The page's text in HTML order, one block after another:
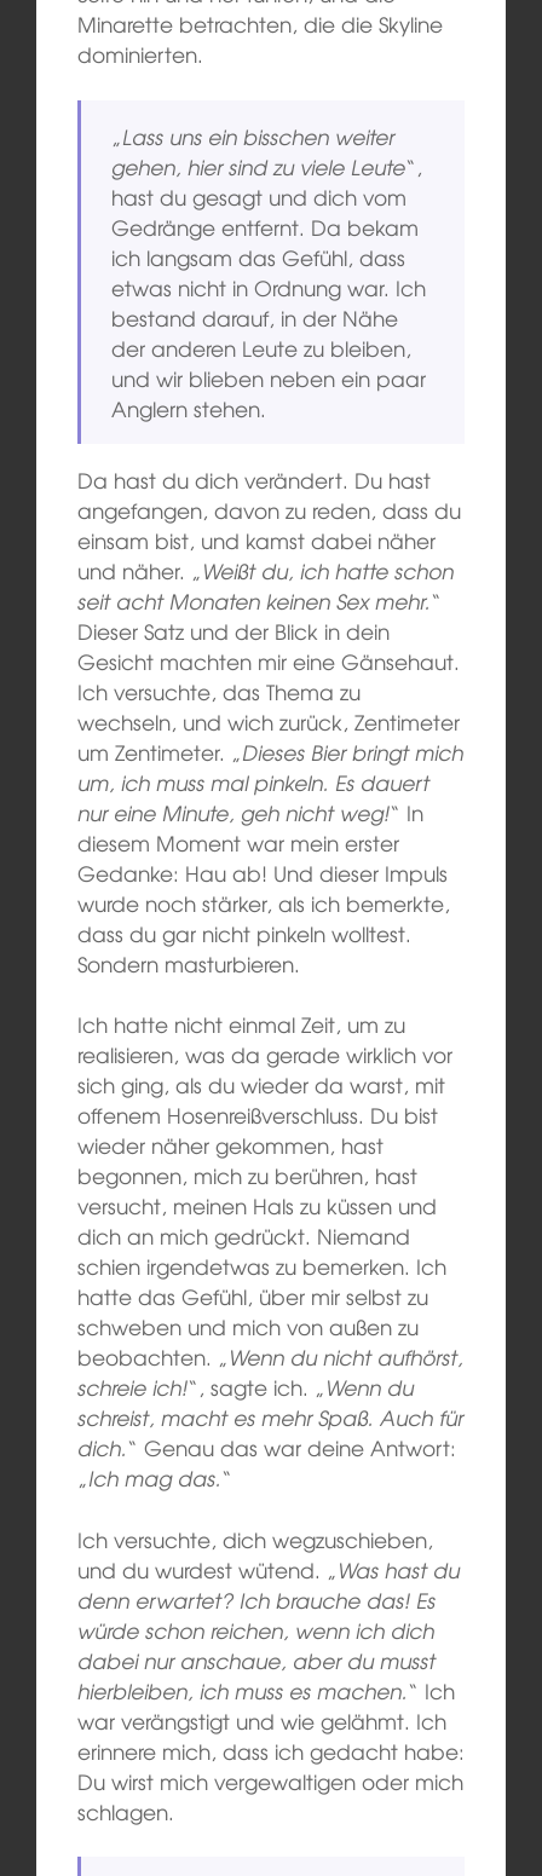
Minarette betrachten, die die Skyline
dominierten.
„Lass uns ein bisschen weiter
gehen, hier sind zu viele Leute“,
hast du gesagt und dich vom
Gedränge entfernt. Da bekam
ich langsam das Gefühl, dass
etwas nicht in Ordnung war. Ich
bestand darauf, in der Nähe
der anderen Leute zu bleiben,
und wir blieben neben ein paar
Anglern stehen.
Da hast du dich verändert. Du hast
angefangen, davon zu reden, dass du
einsam bist, und kamst dabei näher
und näher. „Weißt du, ich hatte schon
seit acht Monaten keinen Sex mehr.“
Dieser Satz und der Blick in dein
Gesicht machten mir eine Gänsehaut.
Ich versuchte, das Thema zu
wechseln, und wich zurück, Zentimeter
um Zentimeter. „Dieses Bier bringt mich
um, ich muss mal pinkeln. Es dauert
nur eine Minute, geh nicht weg!“ In
diesem Moment war mein erster
Gedanke: Hau ab! Und dieser Impuls
wurde noch stärker, als ich bemerkte,
dass du gar nicht pinkeln wolltest.
Sondern masturbieren.
Ich hatte nicht einmal Zeit, um zu
realisieren, was da gerade wirklich vor
sich ging, als du wieder da warst, mit
offenem Hosenreißverschluss. Du bist
wieder näher gekommen, hast
begonnen, mich zu berühren, hast
versucht, meinen Hals zu küssen und
dich an mich gedrückt. Niemand
schien irgendetwas zu bemerken. Ich
hatte das Gefühl, über mir selbst zu
schweben und mich von außen zu
beobachten. „Wenn du nicht aufhörst,
schreie ich!“, sagte ich. „Wenn du
schreist, macht es mehr Spaß. Auch für
dich.“ Genau das war deine Antwort:
„Ich mag das.“
Ich versuchte, dich wegzuschieben,
und du wurdest wütend. „Was hast du
denn erwartet? Ich brauche das! Es
würde schon reichen, wenn ich dich
dabei nur anschaue, aber du musst
hierbleiben, ich muss es machen.“ Ich
war verängstigt und wie gelähmt. Ich
erinnere mich, dass ich gedacht habe:
Du wirst mich vergewaltigen oder mich
schlagen.